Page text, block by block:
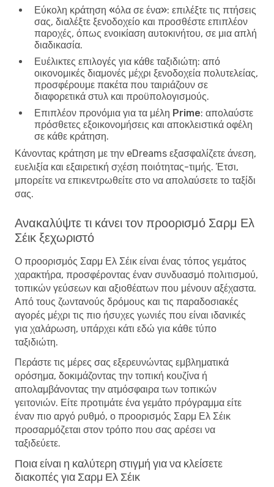
Εύκολη κράτηση «όλα σε ένα»: επιλέξτε τις πτήσεις
σας, διαλέξτε ξενοδοχείο και προσθέστε επιπλέον
παροχές, όπως ενοικίαση αυτοκινήτου, σε μια απλή
διαδικασία.
Ευέλικτες επιλογές για κάθε ταξιδιώτη: από
οικονομικές διαμονές μέχρι ξενοδοχεία πολυτελείας,
προσφέρουμε πακέτα που ταιριάζουν σε
διαφορετικά στυλ και προϋπολογισμούς.
Επιπλέον προνόμια για τα μέλη Prime: απολαύστε
πρόσθετες εξοικονομήσεις και αποκλειστικά οφέλη
σε κάθε κράτηση.
Κάνοντας κράτηση με την eDreams εξασφαλίζετε άνεση,
ευελιξία και εξαιρετική σχέση ποιότητας-τιμής. Έτσι,
μπορείτε να επικεντρωθείτε στο να απολαύσετε το ταξίδι
σας.
Ανακαλύψτε τι κάνει τον προορισμό Σαρμ Ελ
Σέικ ξεχωριστό
Ο προορισμός Σαρμ Ελ Σέικ είναι ένας τόπος γεμάτος
χαρακτήρα, προσφέροντας έναν συνδυασμό πολιτισμού,
τοπικών γεύσεων και αξιοθέατων που μένουν αξέχαστα.
Από τους ζωντανούς δρόμους και τις παραδοσιακές
αγορές μέχρι τις πιο ήσυχες γωνιές που είναι ιδανικές
για χαλάρωση, υπάρχει κάτι εδώ για κάθε τύπο
ταξιδιώτη.
Περάστε τις μέρες σας εξερευνώντας εμβληματικά
ορόσημα, δοκιμάζοντας την τοπική κουζίνα ή
απολαμβάνοντας την ατμόσφαιρα των τοπικών
γειτονιών. Είτε προτιμάτε ένα γεμάτο πρόγραμμα είτε
έναν πιο αργό ρυθμό, ο προορισμός Σαρμ Ελ Σέικ
προσαρμόζεται στον τρόπο που σας αρέσει να
ταξιδεύετε.
Ποια είναι η καλύτερη στιγμή για να κλείσετε
διακοπές για Σαρμ Ελ Σέικ